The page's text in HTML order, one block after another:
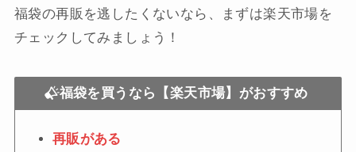
福袋の再販を逃したくないなら、まずは楽天市場を
チェックしてみましょう！
福袋を買うなら【楽天市場】がおすすめ
再販がある